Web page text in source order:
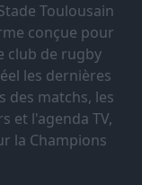
Toulousain
conçue pour
club de rugby
les dernières
des matchs, les
et l'agenda TV,
la Champions